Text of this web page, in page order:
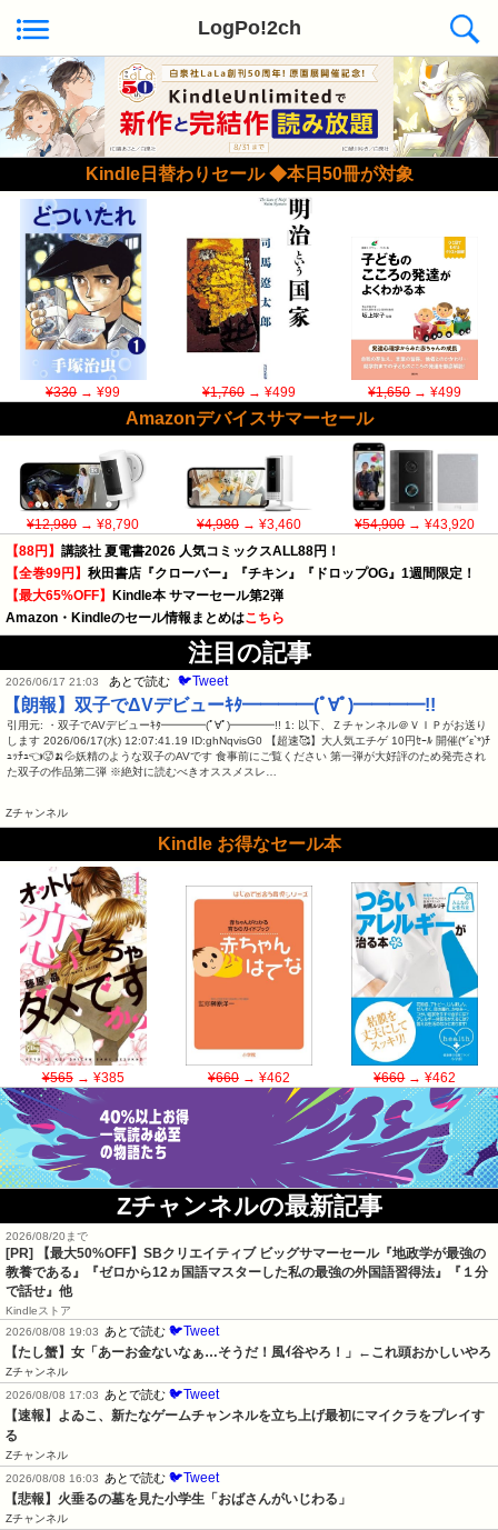
LogPo!2ch
Kindle日替わりセール ◆本日50冊が対象
¥330→ ¥99 ¥1,760→ ¥499 ¥1,650→ ¥499
Amazonデバイスサマーセール
¥12,980→ ¥8,790 ¥4,980→ ¥3,460 ¥54,900→ ¥43,920
【88円】 講談社 夏電書2026 人気コミックスALL88円！
【全巻99円】 秋田書店『クローバー』『チキン』『ドロップOG』1週間限定！
【最大65%OFF】
Kindle本 サマーセール第2弾
Amazon・Kindleのセール情報まとめはこちら
注目の記事
2026/06/17 21:03 あとで読む 🐦Tweet
【朗報】双子でΔVデビューｷﾀ━━━━(ﾟ∀ﾟ)━━━━!!
引用元: ・双子でAVデビューｷﾀ━━━━(ﾟ∀ﾟ)━━━━!! 1: 以下、Ｚチャンネル＠ＶＩＰがお送り
します 2026/06/17(水) 12:07:41.19 ID:ghNqvisG0 【超速🥰】大人気エチゲ 10円ｾｰﾙ 開催(*´ε`*)ﾁ
ｭｯﾁｭ👈🥵🍌💦妖精のような双子のAVです 食事前にご覧ください 第一弾が大好評のため発売され
た双子の作品第二弾 ※絶対に読むべきオススメスレ…
Zチャンネル
Kindle お得なセール本
¥565→ ¥385 ¥660→ ¥462 ¥660→ ¥462
Zチャンネルの最新記事
2026/08/20まで
[PR]
【最大50%OFF】SBクリエイティブ ビッグサマーセール『地政学が最強の
教養である』『ゼロから12ヵ国語マスターした私の最強の外国語習得法』『１分
で話せ』他
Kindleストア
2026/08/08 19:03
あとで読む 🐦Tweet
【たし蟹】女「あーお金ないなぁ…そうだ！風ｲ谷やろ！」←これ頭おかしいやろ
Zチャンネル
2026/08/08 17:03
あとで読む 🐦Tweet
【速報】よゐこ、新たなゲームチャンネルを立ち上げ最初にマイクラをプレイす
る
Zチャンネル
2026/08/08 16:03
あとで読む 🐦Tweet
【悲報】火垂るの墓を見た小学生「おばさんがいじわる」
Zチャンネル